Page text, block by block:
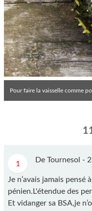
Pour faire la vaisselle comme
1 De Tournesol -
Je n’avais jamais pensé
pénien.L'étendue des
Et vidanger sa BSA,je